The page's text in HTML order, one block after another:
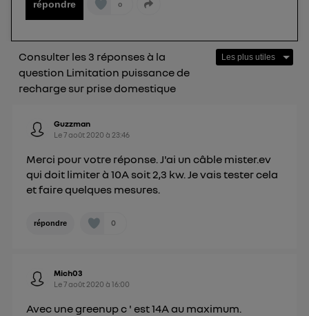
répondre 0
Consulter les 3 réponses à la
question Limitation puissance de
recharge sur prise domestique
Guzzman
Le7 août 2020 à 23:46
Merci pour votre réponse. J'ai un câble mister.ev
qui doit limiter à 10A soit 2,3 kw. Je vais tester cela
et faire quelques mesures.
répondre 0
Mich03
Le7 août 2020 à16:00
Avec une greenup c ' est 14A au maximum.